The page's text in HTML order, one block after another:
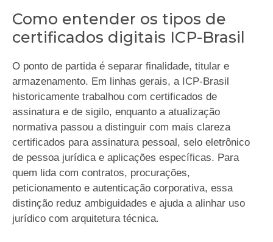
Como entender os tipos de
certificados digitais ICP-Brasil
O ponto de partida é separar finalidade, titular e
armazenamento. Em linhas gerais, a ICP-Brasil
historicamente trabalhou com certificados de
assinatura e de sigilo, enquanto a atualização
normativa passou a distinguir com mais clareza
certificados para assinatura pessoal, selo eletrônico
de pessoa jurídica e aplicações específicas. Para
quem lida com contratos, procurações,
peticionamento e autenticação corporativa, essa
distinção reduz ambiguidades e ajuda a alinhar uso
jurídico com arquitetura técnica.